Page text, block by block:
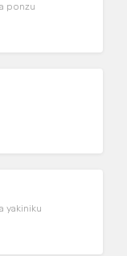
ponzu
yakiniku